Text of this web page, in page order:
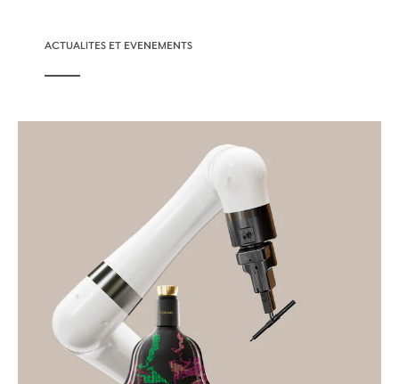
ACTUALITES ET EVENEMENTS